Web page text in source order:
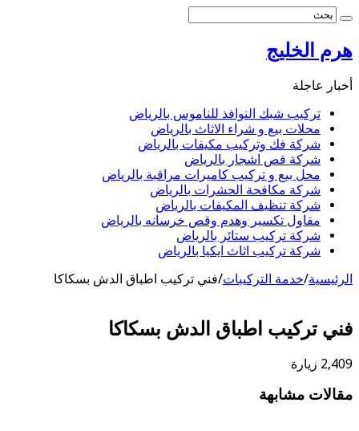
هرم الخليج
أخبار عاجلة
تركيب شبك النوافذ للناموس بالرياض
محلات بيع و شراء الاثاث بالرياض
شركة فك وتركيب مكيفات بالرياض
شركة قص اشجار بالرياض
محل بيع و تركيب كاميرات مراقبة بالرياض
شركة مكافحة الحشرات بالرياض
شركة تنظيف المكيفات بالرياض
مقاول تكسير وهدم وقص خرسانه بالرياض
شركة تركيب ستائر بالرياض
شركة تركيب اثاث ايكيا بالرياض
الرئيسية/خدمة التركيبات/فني تركيب اطباق الدش بسكاكا
فني تركيب اطباق الدش بسكاكا
2,409 زيارة
مقالات مشابهة